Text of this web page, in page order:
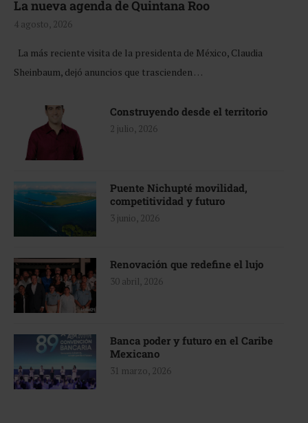
La nueva agenda de Quintana Roo
4 agosto, 2026
La más reciente visita de la presidenta de México, Claudia
Sheinbaum, dejó anuncios que trascienden …
Construyendo desde el territorio
2 julio, 2026
Puente Nichupté movilidad,
competitividad y futuro
3 junio, 2026
Renovación que redefine el lujo
30 abril, 2026
Banca poder y futuro en el Caribe
Mexicano
31 marzo, 2026